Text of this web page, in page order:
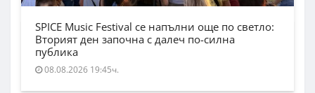
SPICE Music Festival се напълни още по светло:
Вторият ден започна с далеч по-силна
публика
08.08.2026 19:45ч.